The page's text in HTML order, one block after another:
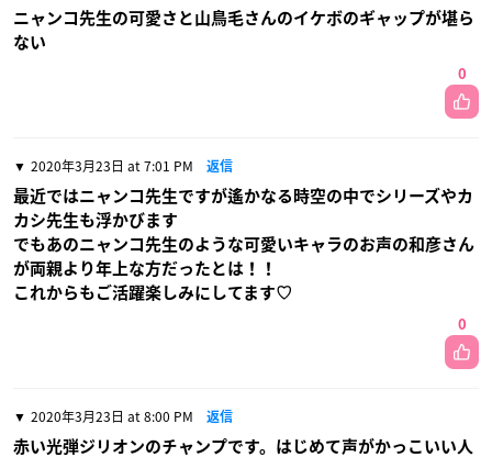
ニャンコ先生の可愛さと山鳥毛さんのイケボのギャップが堪ら
ない
0
2020年3月23日 at 7:01 PM 返信
最近ではニャンコ先生ですが遙かなる時空の中でシリーズやカ
カシ先生も浮かびます
でもあのニャンコ先生のような可愛いキャラのお声の和彦さん
が両親より年上な方だったとは！！
これからもご活躍楽しみにしてます♡
0
2020年3月23日 at 8:00 PM 返信
赤い光弾ジリオンのチャンプです。はじめて声がかっこいい人